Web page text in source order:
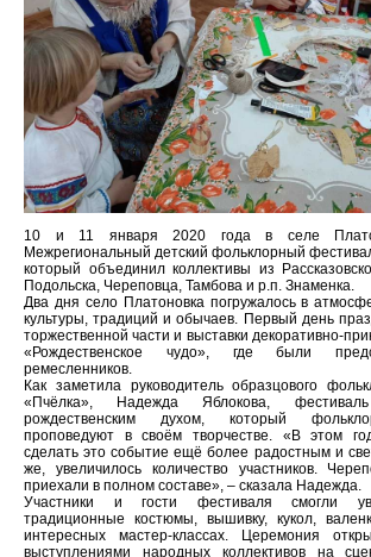
10 и 11 января 2020 года в селе
Межрегиональный детский фольклорный
который объединил коллективы из
Подольска, Череповца, Тамбова и р.п. Знаменка.
Два дня село Платоновка погружалось в
культуры, традиций и обычаев. Первый день
торжественной части и выставки декоративно-
«Рождественское чудо», где были
ремесленников.
Как заметила руководитель образцового
«Пчёлка», Надежда Яблокова,
рождественским духом, который
проповедуют в своём творчестве. «В этом
сделать это событие ещё более радостным и
же, увеличилось количество участников.
приехали в полном составе», – сказала Надежда.
Участники и гости фестиваля смогли
традиционные костюмы, вышивку, кукол,
интересных мастер-классах. Церемония
выступлениями народных коллективов на